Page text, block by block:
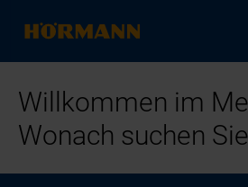
Willkommen im
Wonach suchen